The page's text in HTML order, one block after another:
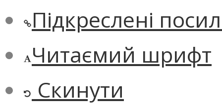
Підкреслені
Читаємий шрифт
Скинути